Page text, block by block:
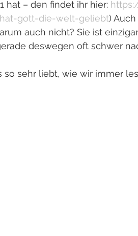
hat – den findet ihr hier:
gott-die-welt-geliebt)
auch nicht? Sie ist
deswegen oft schwer
so sehr liebt, wie wir immer